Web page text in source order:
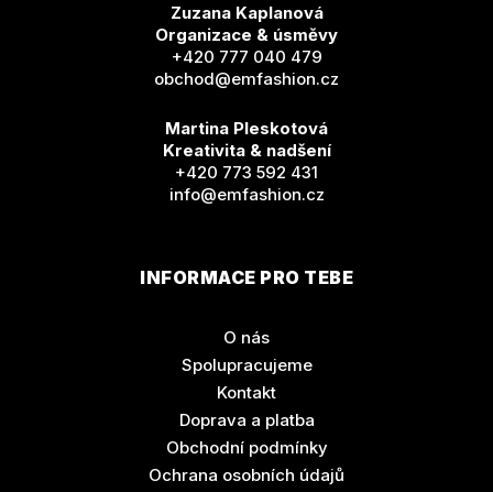
Zuzana Kaplanová
Organizace & úsměvy
+420 777 040 479
obchod@emfashion.cz
Martina Pleskotová
Kreativita & nadšení
+420 773 592 431
info@emfashion.cz
INFORMACE PRO TEBE
O nás
Spolupracujeme
Kontakt
Doprava a platba
Obchodní podmínky
Ochrana osobních údajů